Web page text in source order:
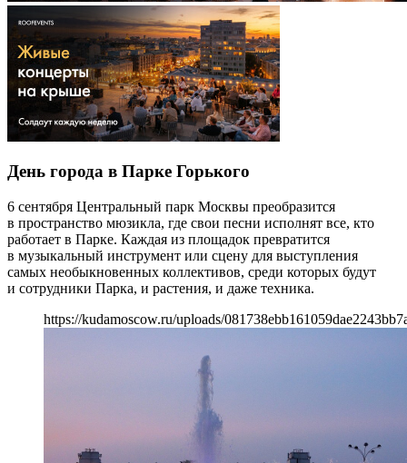
День города в Парке Горького
6 сентября Центральный парк Москвы преобразится
в пространство мюзикла, где свои песни исполнят все, кто
работает в Парке. Каждая из площадок превратится
в музыкальный инструмент или сцену для выступления
самых необыкновенных коллективов, среди которых будут
и сотрудники Парка, и растения, и даже техника.
https://kudamoscow.ru/uploads/